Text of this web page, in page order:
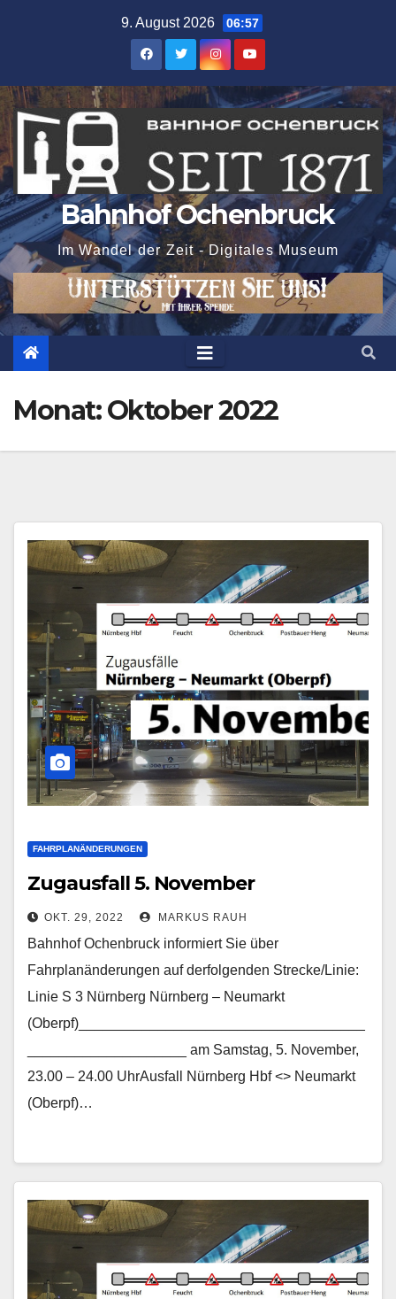
9. August 2026 06:57
Bahnhof Ochenbruck
Im Wandel der Zeit - Digitales Museum
Monat:Oktober 2022
FAHRPLANÄNDERUNGEN
Zugausfall 5. November
OKT. 29, 2022 MARKUS RAUH
Bahnhof Ochenbruck informiert Sie über
Fahrplanänderungen auf derfolgenden Strecke/Linie:
Linie S 3 Nürnberg Nürnberg – Neumarkt
(Oberpf)____________________________________
____________________ am Samstag, 5. November,
23.00 – 24.00 UhrAusfall Nürnberg Hbf <> Neumarkt
(Oberpf)…